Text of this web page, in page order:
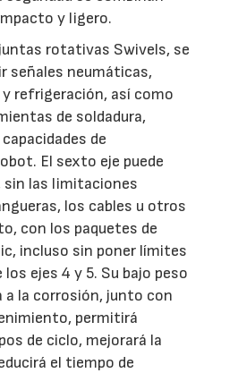
y ligero.
rotativas Swivels, se
señales neumáticas,
refrigeración, así como
de soldadura,
de
El sexto eje puede
las limitaciones
los cables u otros
con los paquetes de
incluso sin poner límites
ejes 4 y 5. Su bajo peso
la corrosión, junto con
permitirá
de ciclo, mejorará la
el tiempo de